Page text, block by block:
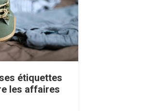
étiquettes
les affaires